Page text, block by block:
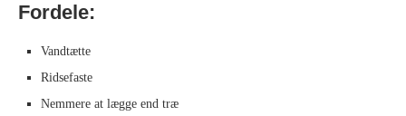
Fordele:
Vandtætte
Ridsefaste
Nemmere at lægge end træ